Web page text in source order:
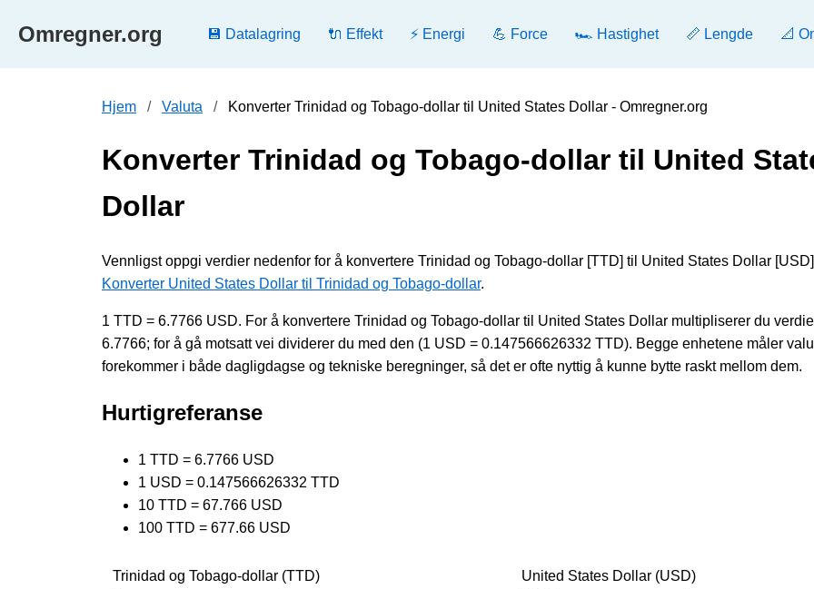
Omregner.org 💾 Datalagring 🔌 Effekt ⚡ Energi 💪 Force 🏎️ Hastighet 📏 Lengde 📐
Hjem Valuta Konverter Trinidad og Tobago-dollar til United States Dollar - Omregner.org
Konverter Trinidad og Tobago-dollar til United
Dollar
Vennligst oppgi verdier nedenfor for å konvertere Trinidad og Tobago-dollar [TTD] til United States Dollar
Konverter United States Dollar til Trinidad og Tobago-dollar.
1 TTD = 6.7766 USD. For å konvertere Trinidad og Tobago-dollar til United States Dollar multipliserer du
6.7766; for å gå motsatt vei dividerer du med den (1 USD = 0.147566626332 TTD). Begge enhetene måler
forekommer i både dagligdagse og tekniske beregninger, så det er ofte nyttig å kunne bytte raskt mellom dem.
Hurtigreferanse
1 TTD = 6.7766 USD
1 USD = 0.147566626332 TTD
10 TTD = 67.766 USD
100 TTD = 677.66 USD
Trinidad og Tobago-dollar (TTD) United States Dollar (USD)